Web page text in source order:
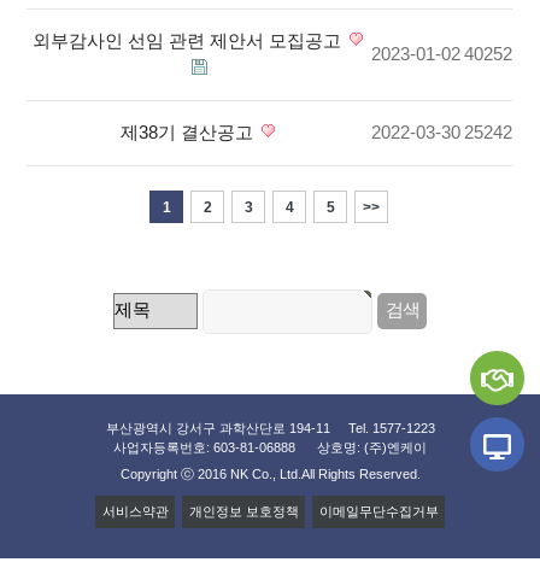
외부감사인 선임 관련 제안서 모집공고
2023-01-02 40252
제38기 결산공고 2022-03-30 25242
1 2 3 4 5 >>
부산광역시 강서구 과학산단로 194-11 Tel. 1577-1223
사업자등록번호: 603-81-06888
상호명: (주)엔케이
Copyright ⓒ 2016 NK Co., Ltd. All Rights Reserved.
서비스약관 개인정보 보호정책 이메일무단수집거부